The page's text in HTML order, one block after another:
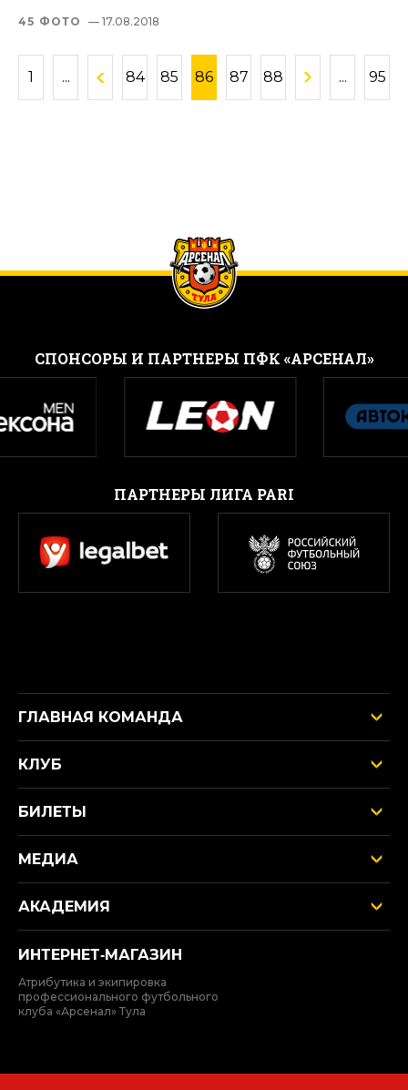
45 ФОТО — 17.08.2018
1 ... 84 85 86 87 88 ... 95
CПОНСОРЫ И ПАРТНЕРЫ ПФК «АРСЕНАЛ»
ПАРТНЕРЫ ЛИГА PARI
ГЛАВНАЯ КОМАНДА
КЛУБ
БИЛЕТЫ
МЕДИА
АКАДЕМИЯ
ИНТЕРНЕТ‑МАГАЗИН
Атрибутика и экипировка
профессионального футбольного
клуба «Арсенал» Тула